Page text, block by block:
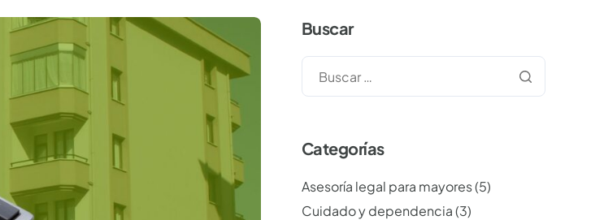
Buscar
Categorías
Asesoría legal para mayores(5)
Cuidado y dependencia(3)